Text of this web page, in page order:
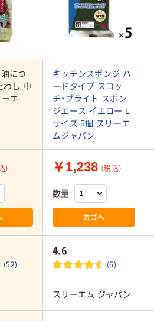
につ
わし 中
エ
キッチンスポンジ ハ
ードタイプ スコッ
チ・ブライト スポン
ジエース イエロー L
サイズ 5個 スリーエ
ムジャパン
） ￥1,238 （税込）
数量
カゴへ
(52)
4.6
(6)
スリーエム ジャパン